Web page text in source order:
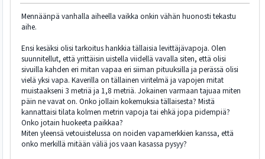
Mennäänpä vanhalla aiheella vaikka onkin vähän huonosti tekastu
aihe.
Ensi kesäksi olisi tarkoitus hankkia tällaisia levittäjävapoja. Olen
suunnitellut, että yrittäisin uistella viidellä vavalla siten, että olisi
sivuilla kahden eri mitan vapaa eri siiman pituuksilla ja perässä olisi
vielä yksi vapa. Kaverilla on tällainen viritelmä ja vapojen mitat
muistaakseni 3 metriä ja 1,8 metriä. Jokainen varmaan tajuaa miten
päin ne vavat on. Onko jollain kokemuksia tällaisesta? Mistä
kannattaisi tilata kolmen metrin vapoja tai ehkä jopa pidempiä?
Onko jotain huokeeta paikkaa?
Miten yleensä vetouistelussa on noiden vapamerkkien kanssa, että
onko merkillä mitään väliä jos vaan kasassa pysyy?